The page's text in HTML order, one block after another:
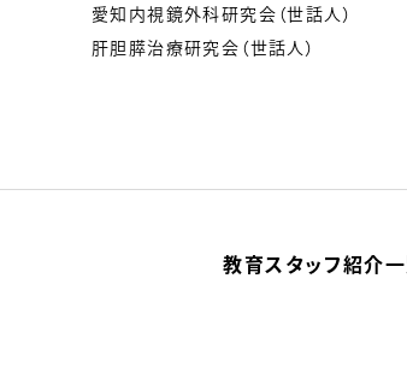
愛知内視鏡外科研究会（世話人）
肝胆膵治療研究会（世話人）
教育スタッフ紹介